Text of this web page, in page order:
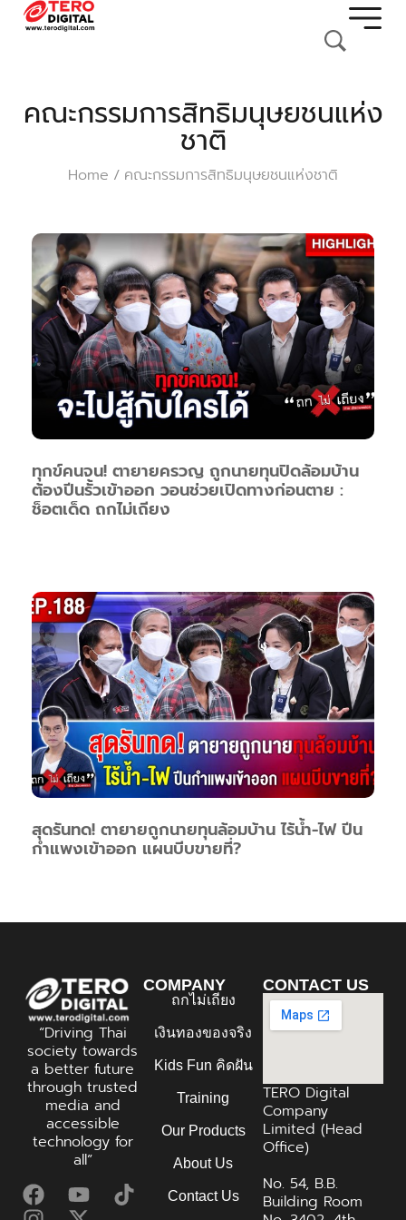
คณะกรรมการสิทธิมนุษยชนแห่ง
ชาติ
Home / คณะกรรมการสิทธิมนุษยชนแห่งชาติ
ทุกข์คนจน! ตายายครวญ ถูกนายทุนปิดล้อมบ้าน
ต้องปีนรั้วเข้าออก วอนช่วยเปิดทางก่อนตาย :
ช็อตเด็ด ถกไม่เถียง
สุดรันทด! ตายายถูกนายทุนล้อมบ้าน ไร้น้ำ-ไฟ ปีน
กำแพงเข้าออก แผนบีบขายที่?
“Driving Thai
society towards
a better future
through trusted
media and
accessible
technology for
all”
COMPANY
ถกไม่เถียง
เงินทองของจริง
Kids Fun คิดฝัน
Training
Our Products
About Us
Contact Us
CONTACT US
TERO Digital
Company
Limited (Head
Office)
No. 54, B.B.
Building Room